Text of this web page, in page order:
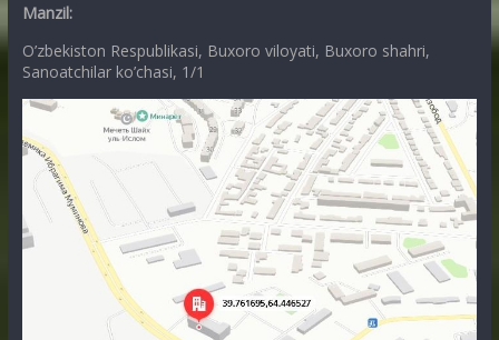
Manzil:
O’zbekiston Respublikasi, Buxoro viloyati, Buxoro shahri,
Sanoatchilar ko’chasi, 1/1